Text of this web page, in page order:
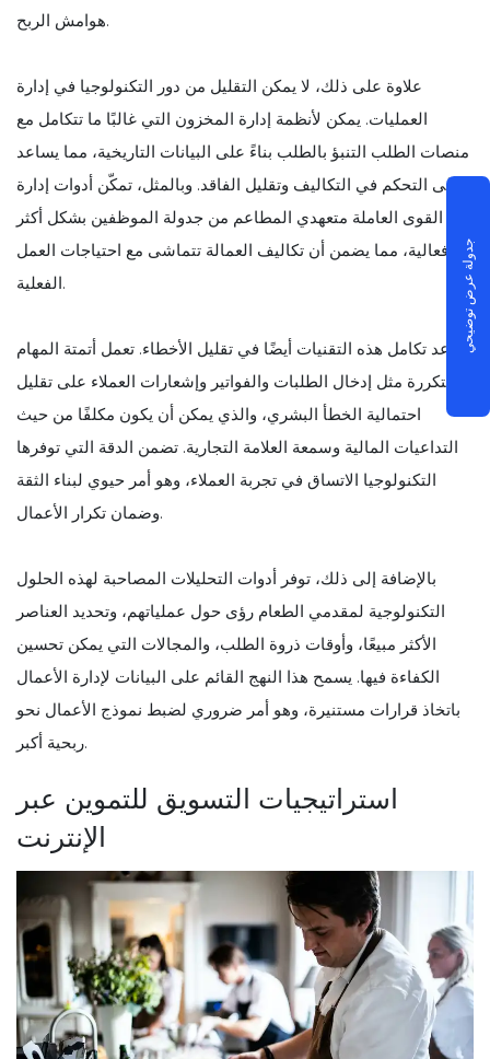
هوامش الربح.
علاوة على ذلك، لا يمكن التقليل من دور التكنولوجيا في إدارة
العمليات. يمكن لأنظمة إدارة المخزون التي غالبًا ما تتكامل مع
منصات الطلب التنبؤ بالطلب بناءً على البيانات التاريخية، مما يساعد
على التحكم في التكاليف وتقليل الفاقد. وبالمثل، تمكّن أدوات إدارة
القوى العاملة متعهدي المطاعم من جدولة الموظفين بشكل أكثر
فعالية، مما يضمن أن تكاليف العمالة تتماشى مع احتياجات العمل
الفعلية.
يساعد تكامل هذه التقنيات أيضًا في تقليل الأخطاء. تعمل أتمتة المهام
المتكررة مثل إدخال الطلبات والفواتير وإشعارات العملاء على تقليل
احتمالية الخطأ البشري، والذي يمكن أن يكون مكلفًا من حيث
التداعيات المالية وسمعة العلامة التجارية. تضمن الدقة التي توفرها
التكنولوجيا الاتساق في تجربة العملاء، وهو أمر حيوي لبناء الثقة
وضمان تكرار الأعمال.
بالإضافة إلى ذلك، توفر أدوات التحليلات المصاحبة لهذه الحلول
التكنولوجية لمقدمي الطعام رؤى حول عملياتهم، وتحديد العناصر
الأكثر مبيعًا، وأوقات ذروة الطلب، والمجالات التي يمكن تحسين
الكفاءة فيها. يسمح هذا النهج القائم على البيانات لإدارة الأعمال
باتخاذ قرارات مستنيرة، وهو أمر ضروري لضبط نموذج الأعمال نحو
ربحية أكبر.
استراتيجيات التسويق للتموين عبر
الإنترنت
جدولة عرض توضيحي